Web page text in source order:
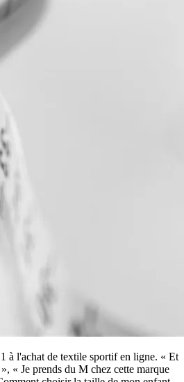
à l'achat de textile sportif en ligne. « Et
« Je prends du M chez cette marque